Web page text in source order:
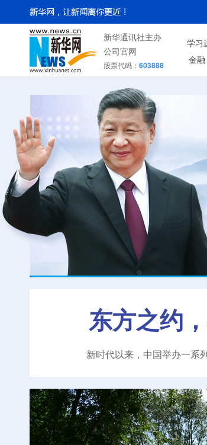
新华通讯社主办
公司官网
股票代码： 603888
学习
金融
东方之约
新时代以来，中国举办一系